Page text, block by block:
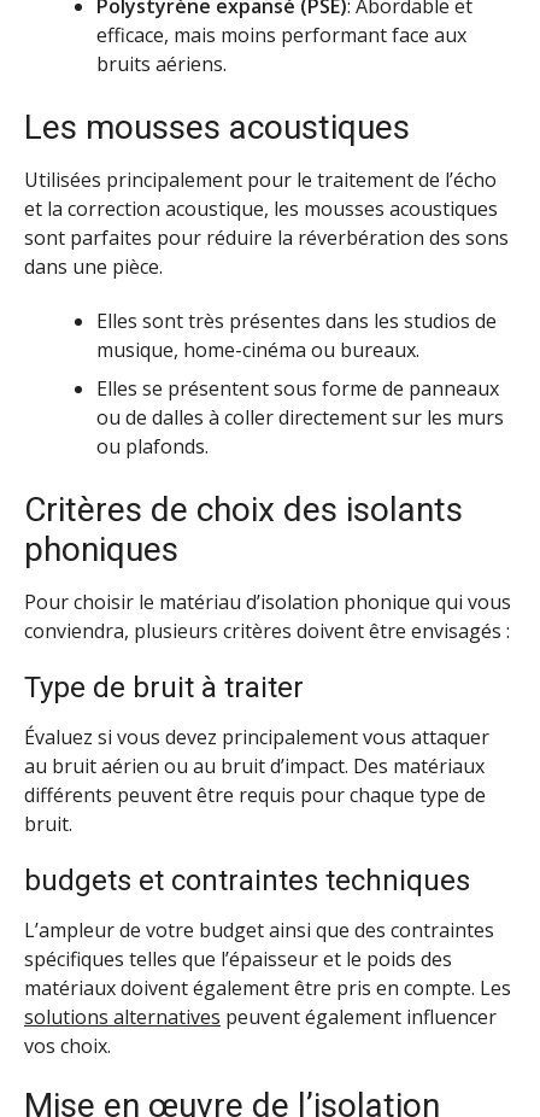
Polystyrène expansé (PSE): Abordable et
efficace, mais moins performant face aux
bruits aériens.
Les mousses acoustiques
Utilisées principalement pour le traitement de l’écho
et la correction acoustique, les mousses acoustiques
sont parfaites pour réduire la réverbération des sons
dans une pièce.
Elles sont très présentes dans les studios de
musique, home-cinéma ou bureaux.
Elles se présentent sous forme de panneaux
ou de dalles à coller directement sur les murs
ou plafonds.
Critères de choix des isolants
phoniques
Pour choisir le matériau d’isolation phonique qui vous
conviendra, plusieurs critères doivent être envisagés :
Type de bruit à traiter
Évaluez si vous devez principalement vous attaquer
au bruit aérien ou au bruit d’impact. Des matériaux
différents peuvent être requis pour chaque type de
bruit.
budgets et contraintes techniques
L’ampleur de votre budget ainsi que des contraintes
spécifiques telles que l’épaisseur et le poids des
matériaux doivent également être pris en compte. Les
solutions alternatives peuvent également influencer
vos choix.
Mise en œuvre de l’isolation